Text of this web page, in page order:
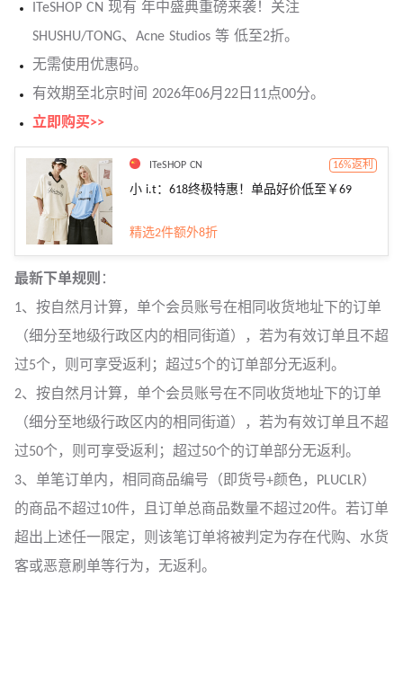
ITeSHOP CN 现有 年中盛典重磅来袭！关注
SHUSHU/TONG、Acne Studios 等 低至2折。
无需使用优惠码。
有效期至北京时间 2026年06月22日11点00分。
立即购买>>
ITeSHOP CN 16%返利
小 i.t：618终极特惠！单品好价低至￥69
精选2件额外8折
最新下单规则 ：
1、按自然月计算，单个会员账号在相同收货地址下的订单
（细分至地级行政区内的相同街道），若为有效订单且不超
过5个，则可享受返利；超过5个的订单部分无返利。
2、按自然月计算，单个会员账号在不同收货地址下的订单
（细分至地级行政区内的相同街道），若为有效订单且不超
过50个，则可享受返利；超过50个的订单部分无返利。
3、单笔订单内，相同商品编号（即货号+颜色，PLUCLR）
的商品不超过10件，且订单总商品数量不超过20件。若订单
超出上述任一限定，则该笔订单将被判定为存在代购、水货
客或恶意刷单等行为，无返利。